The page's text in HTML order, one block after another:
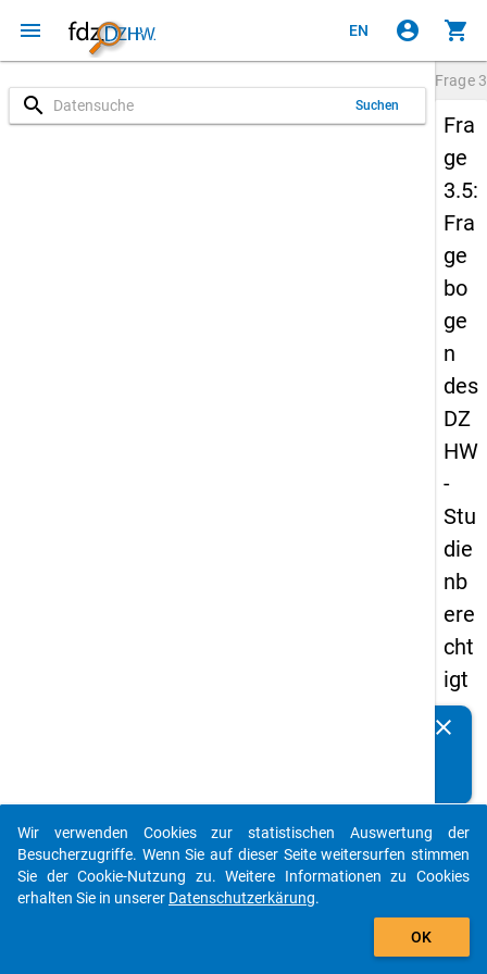
menu EN account_circle shopping_cart
search Suchen
Frage
Fra
ge
3.5:
Fra
ge
bo
ge
n
des
DZ
HW
-
Stu
die
nb
ere
cht
igt
en
s
20
08
clear
auto_stories
add_shopping_cart
Wir verwenden Cookies zur statistischen Auswertung der
Besucherzugriffe. Wenn Sie auf dieser Seite weitersurfen stimmen
Sie der Cookie-Nutzung zu. Weitere Informationen zu Cookies
erhalten Sie in unserer Datenschutzerkärung.
OK